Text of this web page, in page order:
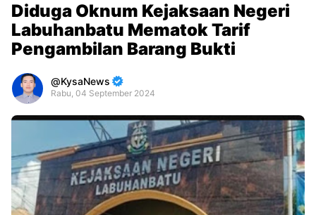
Diduga Oknum Kejaksaan Negeri
Labuhanbatu Mematok Tarif
Pengambilan Barang Bukti
KysaNews
Rabu, 04 September 2024
Premium
Raushan
Design
With
Shroff
Templates